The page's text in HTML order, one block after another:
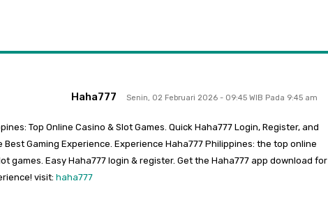
Haha777 Senin, 02 Februari 2026 - 09:45 WIB Pada 9:45 am
Top Online Casino & Slot Games. Quick Haha777 Login, Register, and
Gaming Experience. Experience Haha777 Philippines: the top online
games. Easy Haha777 login & register. Get the Haha777 app download for
visit: haha777